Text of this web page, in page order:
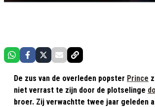
De zus van de overleden popster Prince
niet verrast te zijn door de plotselinge
broer. Zij verwachtte twee jaar geleden